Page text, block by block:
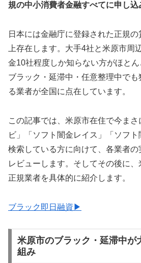
規の中小消費者金融すべてに申し込
日本には金融庁に登録された正規
上存在します。大手4社と米原市周
金10社程度しか知らない方がほと
ブラック・延滞中・任意整理中で
る業者が全国に点在しています。
この記事では、米原市在住で今ま
ビ」「ソフト闇金レイス」「ソフ
検索している方に向けて、各業者
レビューします。そしてその後に
正規業者を具体的に紹介します。
ブラック即日融資▶
米原市のブラック・延滞中が
組み